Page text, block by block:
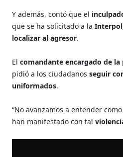
Y además, contó que el
que se ha solicitado a la
localizar al agresor.
Elcomandante encargado de
pidió a los ciudadanosseguir
uniformados.
“No avanzamos a entender
han manifestado con tal